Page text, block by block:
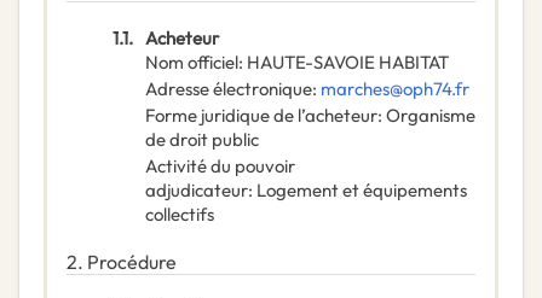
1.1. Acheteur
Nom officiel: HAUTE-SAVOIE HABITAT
Adresse électronique: marches@oph74.fr
Forme juridique de l’acheteur: Organisme
de droit public
Activité du pouvoir
adjudicateur: Logement et équipements
collectifs
2. Procédure